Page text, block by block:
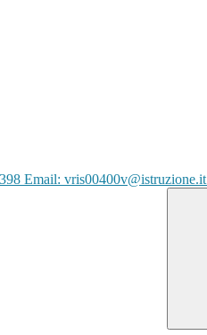
Email: vris00400v@istruzione.it